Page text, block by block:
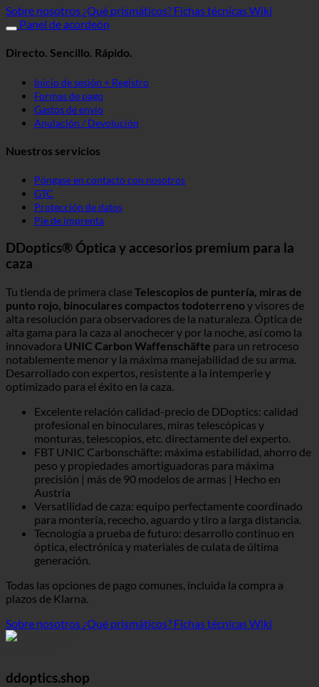
Sobre nosotros ¿Qué prismáticos? Fichas técnicas Wiki
Panel de acordeón
Directo. Sencillo. Rápido.
Inicio de sesión + Registro
Formas de pago
Gastos de envío
Anulación / Devolución
Nuestros servicios
Póngase en contacto con nosotros
GTC
Protección de datos
Pie de imprenta
DDoptics® Óptica y accesorios premium para la
caza
Tu tienda de primera claseTelescopios de puntería, miras de
punto rojo, binoculares compactos todoterrenoy visores de
alta resolución para observadores de la naturaleza. Óptica de
alta gama para la caza al anochecer y por la noche, así como la
innovadora UNIC Carbon Waffenschäfte para un retroceso
notablemente menor y la máxima manejabilidad de su arma.
Desarrollado con expertos, resistente a la intemperie y
optimizado para el éxito en la caza.
Excelente relación calidad-precio de DDoptics: calidad
profesional en binoculares, miras telescópicas y
monturas, telescopios, etc. directamente del experto.
FBT UNIC Carbonschäfte: máxima estabilidad, ahorro de
peso y propiedades amortiguadoras para máxima
precisión | más de 90 modelos de armas | Hecho en
Austria
Versatilidad de caza: equipo perfectamente coordinado
para montería, rececho, aguardo y tiro a larga distancia.
Tecnología a prueba de futuro: desarrollo continuo en
óptica, electrónica y materiales de culata de última
generación.
Todas las opciones de pago comunes, incluida la compra a
plazos de Klarna.
Sobre nosotros ¿Qué prismáticos? Fichas técnicas Wiki
ddoptics.shop